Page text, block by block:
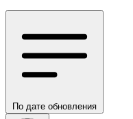
По дате обновления